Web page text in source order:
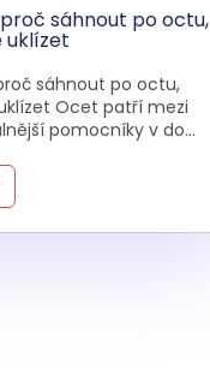
sáhnout po octu,
uklízet
sáhnout po octu,
Ocet patří mezi
pomocníky v do...